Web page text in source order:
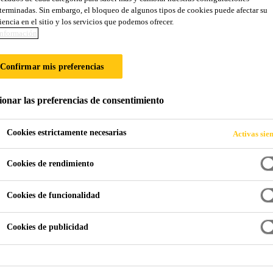
Estucos
liso, texturizado o decorativo en muros
de yeso y superficies similares en
Sin embargo, el bloqueo de algunos tipos de cookies puede afectar su
en el sitio y los servicios que podemos ofrecer.
Confirmar mis preferencias
las preferencias de consentimiento
Cookies estrictamente necesarias Activas
Cookies de rendimiento
Cookies de funcionalidad
Cookies de publicidad